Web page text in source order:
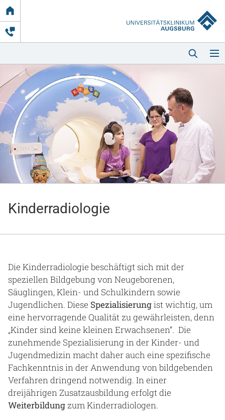
Link
zur
Startseite
Startseite
Kliniken & Einrichtungen
Beruf & Karriere
Notaufnahme
Anreise
Kinderradiologie
Die Kinderradiologie beschäftigt sich mit der
speziellen Bildgebung von Neugeborenen,
Säuglingen, Klein- und Schulkindern sowie
Jugendlichen. Diese Spezialisierungist wichtig, um
eine hervorragende Qualität zu gewährleisten, denn
„Kinder sind keine kleinen Erwachsenen“. Die
zunehmende Spezialisierung in der Kinder- und
Jugendmedizin macht daher auch eine spezifische
Fachkenntnis in der Anwendung von bildgebenden
Verfahren dringend notwendig. In einer
dreijährigen Zusatzausbildung erfolgt die
Weiterbildung zum Kinderradiologen.